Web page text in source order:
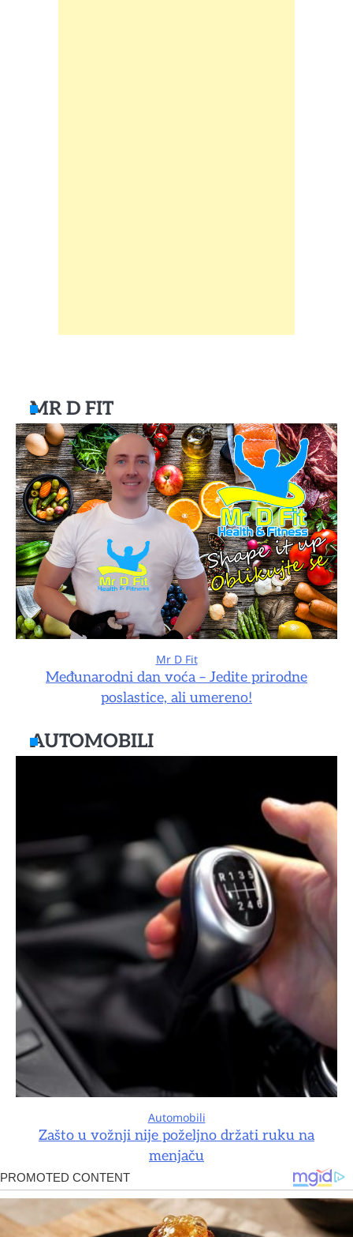
MR D FIT
Mr D Fit
Međunarodni dan voća – Jedite prirodne
poslastice, ali umereno!
AUTOMOBILI
Automobili
Zašto u vožnji nije poželjno držati ruku na
menjaču